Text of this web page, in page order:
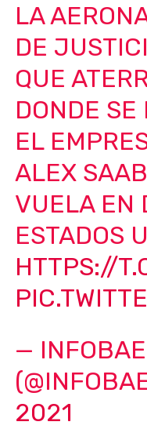
LA
DE
QUE
DONDE
EL
ALEX
VUELA EN
ESTADOS
HTTPS://
—
2021